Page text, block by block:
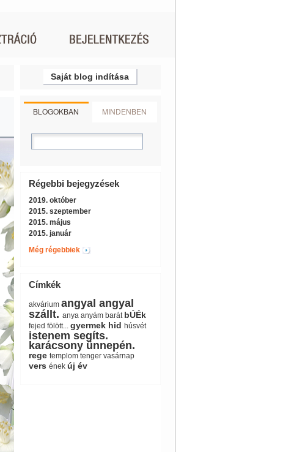
Saját blog indítása
BLOGOKBAN MINDENBEN
Régebbi bejegyzések
2019. október
2015. szeptember
2015. május
2015. január
Még régebbiek
Címkék
akvárium angyal angyal
szállt. anya anyám barát bÚÉk
fejed fölött... gyermek hid húsvét
istenem segíts.
karácsony ünnepén.
rege templom tenger vasárnap
vers ének új év